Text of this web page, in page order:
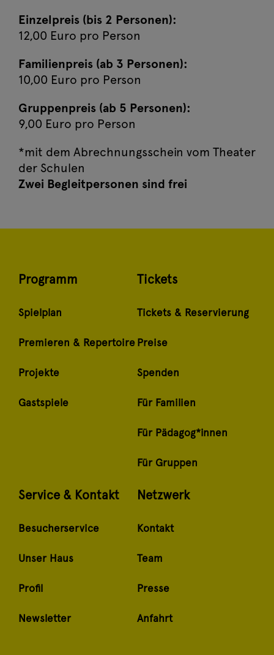
Einzelpreis (bis 2 Personen):
12,00 Euro pro Person
Familienpreis (ab 3 Personen):
10,00 Euro pro Person
Gruppenpreis (ab 5 Personen):
9,00 Euro pro Person
*mit dem Abrechnungsschein vom Theater
der Schulen
Zwei Begleitpersonen sind frei
Programm
Spielplan
Premieren & Repertoire
Projekte
Gastspiele
Tickets
Tickets & Reservierung
Preise
Spenden
Für Familien
Für Pädagog*innen
Für Gruppen
Service & Kontakt
Besucherservice
Unser Haus
Profil
Newsletter
Netzwerk
Kontakt
Team
Presse
Anfahrt